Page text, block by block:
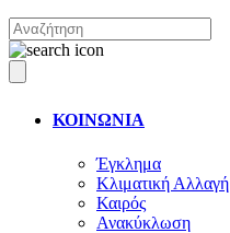
ΚΟΙΝΩΝΙΑ
Έγκλημα
Κλιματική Αλλαγή
Καιρός
Ανακύκλωση